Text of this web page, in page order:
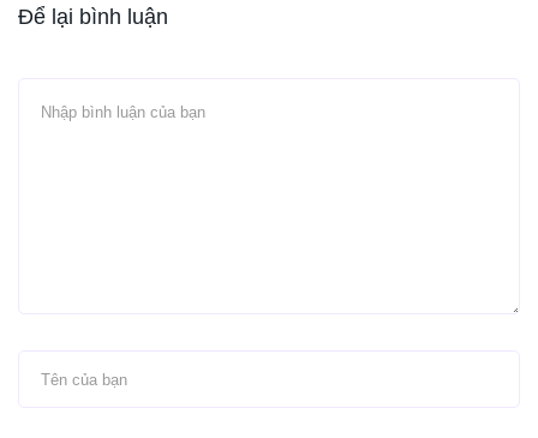
Để lại bình luận